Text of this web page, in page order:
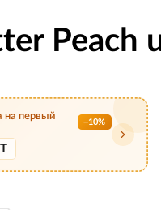
Peach
на первый
−10%